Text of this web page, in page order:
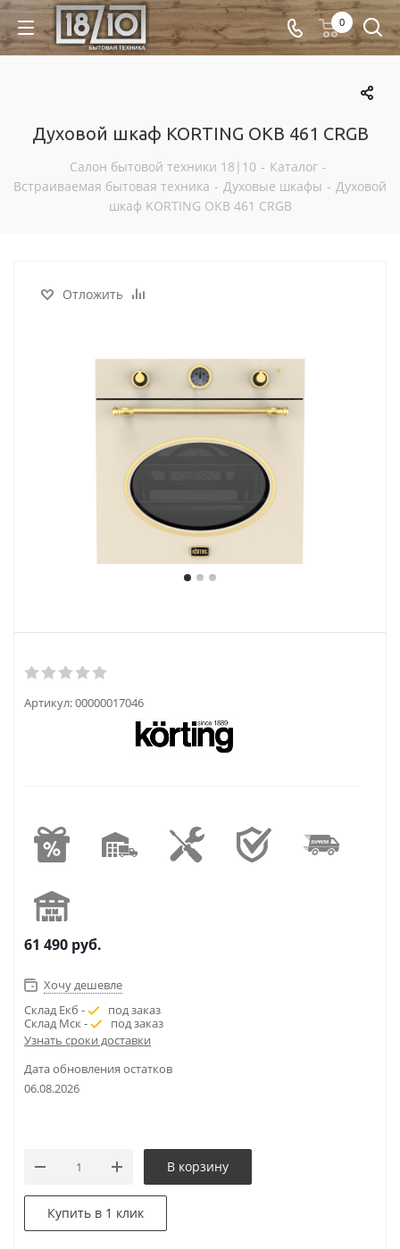
0
Духовой шкаф KORTING OKB 461 CRGB
Салон бытовой техники 18|10 - Каталог -
Встраиваемая бытовая техника - Духовые шкафы - Духовой
шкаф KORTING OKB 461 CRGB
Отложить
Артикул:00000017046
61 490 руб.
Хочу дешевле
Склад Екб -
под заказ
Склад Мск -
под заказ
Узнать сроки доставки
Дата обновления остатков
06.08.2026
В корзину
Купить в 1 клик